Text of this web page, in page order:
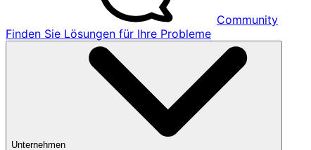
Community
Finden Sie Lösungen für Ihre Probleme
Unternehmen